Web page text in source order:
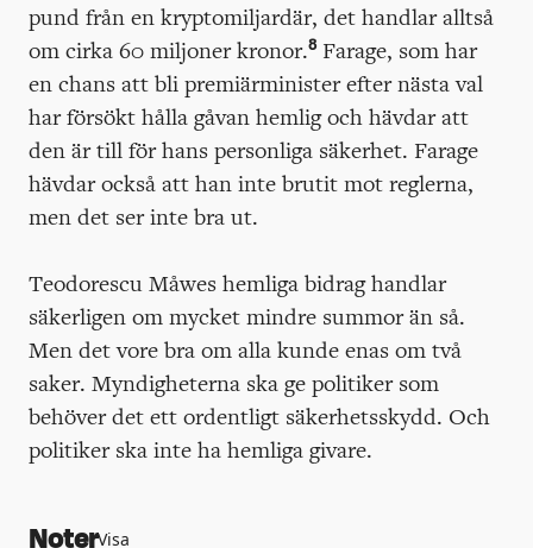
pund från en kryptomiljardär, det handlar alltså
om cirka 60 miljoner kronor.8 Farage, som har
en chans att bli premiärminister efter nästa val
har försökt hålla gåvan hemlig och hävdar att
den är till för hans personliga säkerhet. Farage
hävdar också att han inte brutit mot reglerna,
men det ser inte bra ut.
Teodorescu Måwes hemliga bidrag handlar
säkerligen om mycket mindre summor än så.
Men det vore bra om alla kunde enas om två
saker. Myndigheterna ska ge politiker som
behöver det ett ordentligt säkerhetsskydd. Och
politiker ska inte ha hemliga givare.
NoterVisa